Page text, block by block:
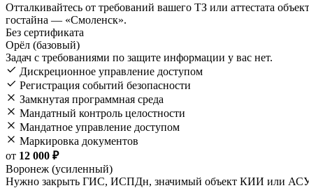
Отталкивайтесь от требований вашего ТЗ или аттестата
гостайна — «Смоленск».
Без сертификата
Орёл (базовый)
Задач с требованиями по защите информации у вас нет.
Дискреционное управление доступом
Регистрация событий безопасности
Замкнутая программная среда
Мандатный контроль целостности
Мандатное управление доступом
Маркировка документов
от 12 000 ₽
Воронеж (усиленный)
Нужно закрыть ГИС, ИСПДн, значимый объект КИИ или